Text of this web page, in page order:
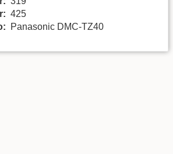
425
Panasonic DMC-TZ40